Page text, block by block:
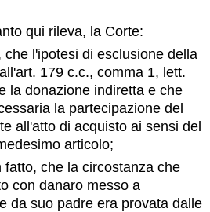
qui rileva, la Corte:
l'ipotesi di esclusione della
179 c.c., comma 1, lett.
la donazione indiretta e che
la partecipazione del
all'atto di acquisto ai sensi del
articolo;
che la circostanza che
con danaro messo a
da suo padre era provata dalle